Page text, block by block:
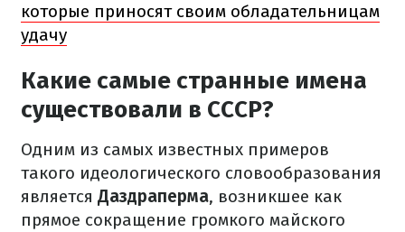
которые приносят своим обладательницам
удачу
Какие самые странные имена
существовали в СССР?
Одним из самых известных примеров
такого идеологического словообразования
является Даздраперма, возникшее как
прямое сокращение громкого майского